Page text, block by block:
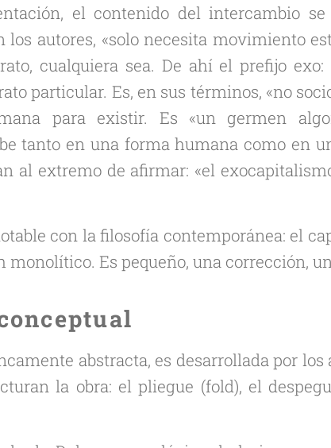
el contenido del intercambio
los autores, «solo necesita movimiento
cualquiera sea. De ahí el prefijo exo:
particular. Es, en sus términos, «no
para existir. Es «un germen
tanto en una forma humana como en
al extremo de afirmar: «el
con la filosofía contemporánea: el
monolítico. Es pequeño, una corrección,
abstracta, es desarrollada por los
la obra: el pliegue (fold), el